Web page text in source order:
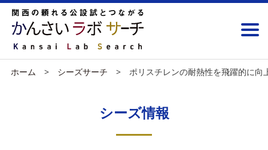
ホーム シーズサーチ ポリスチレンの耐熱性を飛躍的に向
シーズ情報